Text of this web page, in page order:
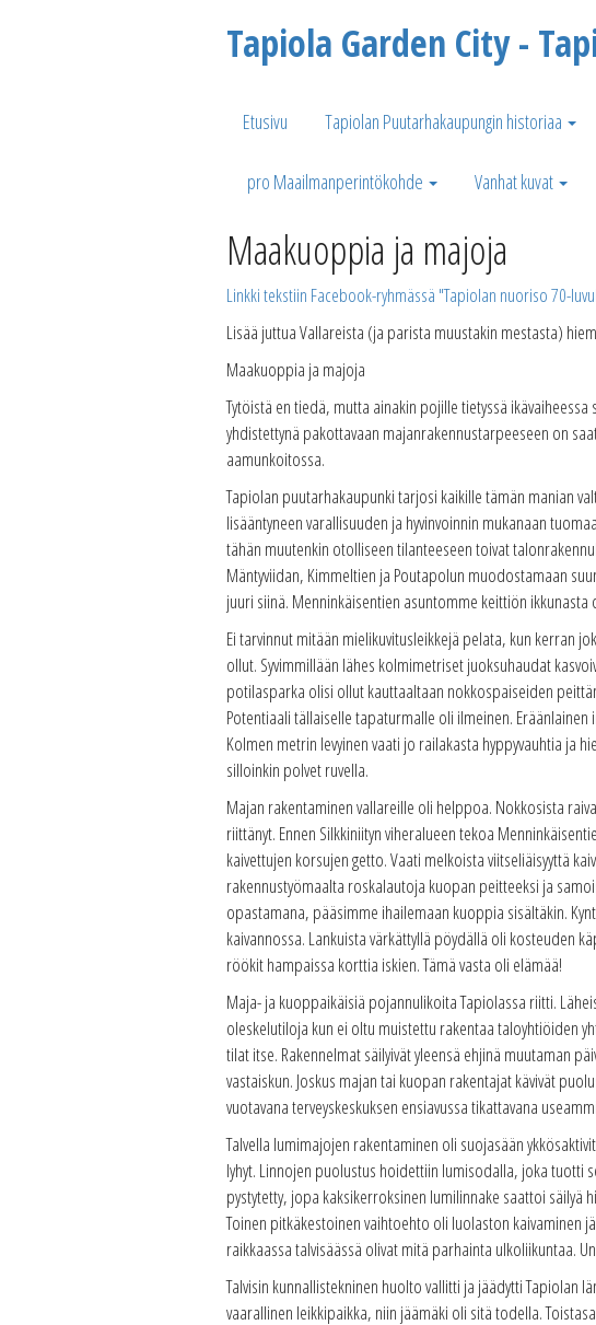
Tapiola Garden City -
Etusivu Tapiolan Puutarhakaupungin historiaa
pro Maailmanperintökohde Vanhat kuvat
Maakuoppia ja majoja
Linkki tekstiin Facebook-ryhmässä "Tapiolan nuoriso 70-
Lisää juttua Vallareista (ja parista muustakin mestasta)
Maakuoppia ja majoja
Tytöistä en tiedä, mutta ainakin pojille tietyssä
yhdistettynä pakottavaan majanrakennustarpeeseen on
aamunkoitossa.
Tapiolan puutarhakaupunki tarjosi kaikille tämän manian
lisääntyneen varallisuuden ja hyvinvoinnin mukanaan
tähän muutenkin otolliseen tilanteeseen toivat
Mäntyviidan, Kimmeltien ja Poutapolun muodostamaan
juuri siinä. Menninkäisentien asuntomme keittiön
Ei tarvinnut mitään mielikuvitusleikkejä pelata, kun kerran
ollut. Syvimmillään lähes kolmimetriset juoksuhaudat
potilasparka olisi ollut kauttaaltaan nokkospaiseiden
Potentiaali tällaiselle tapaturmalle oli ilmeinen.
Kolmen metrin levyinen vaati jo railakasta hyppyvauhtia ja
silloinkin polvet ruvella.
Majan rakentaminen vallareille oli helppoa. Nokkosista
riittänyt. Ennen Silkkiniityn viheralueen tekoa
kaivettujen korsujen getto. Vaati melkoista viitseliäisyyttä
rakennustyömaalta roskalautoja kuopan peitteeksi ja
opastamana, pääsimme ihailemaan kuoppia sisältäkin.
kaivannossa. Lankuista värkättyllä pöydällä oli kosteuden
röökit hampaissa korttia iskien. Tämä vasta oli elämää!
Maja- ja kuoppaikäisiä pojannulikoita Tapiolassa riitti.
oleskelutiloja kun ei oltu muistettu rakentaa taloyhtiöiden
tilat itse. Rakennelmat säilyivät yleensä ehjinä muutaman
vastaiskun. Joskus majan tai kuopan rakentajat kävivät
vuotavana terveyskeskuksen ensiavussa tikattavana
Talvella lumimajojen rakentaminen oli suojasään
lyhyt. Linnojen puolustus hoidettiin lumisodalla, joka tuotti
pystytetty, jopa kaksikerroksinen lumilinnake saattoi
Toinen pitkäkestoinen vaihtoehto oli luolaston
raikkaassa talvisäässä olivat mitä parhainta ulkoliikuntaa.
Talvisin kunnallistekninen huolto vallitti ja jäädytti Tapiolan
vaarallinen leikkipaikka, niin jäämäki oli sitä todella.